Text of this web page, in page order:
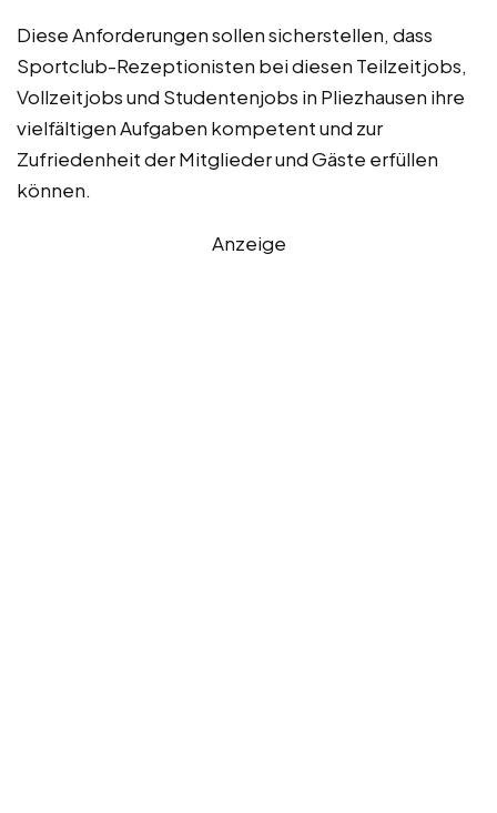
Diese Anforderungen sollen sicherstellen, dass
Sportclub-Rezeptionisten bei diesen Teilzeitjobs,
Vollzeitjobs und Studentenjobs in Pliezhausen ihre
vielfältigen Aufgaben kompetent und zur
Zufriedenheit der Mitglieder und Gäste erfüllen
können.
Anzeige